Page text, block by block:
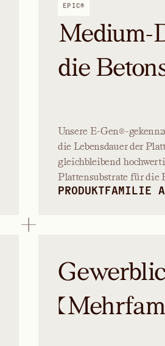
EPIC®
Medium-
die
Unsere E-Gen®-
die Lebensdauer der
gleichbleibend
Plattensubstrate für die
PRODUKTFAMILIE